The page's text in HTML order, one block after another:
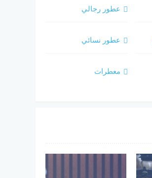
عطور رجالي
عطور نسائي
معطرات